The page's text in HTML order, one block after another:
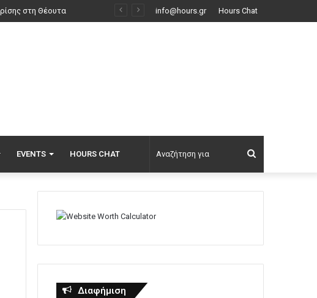
info@hours.gr Hours Chat
EVENTS HOURS CHAT
για
Διαφήμιση